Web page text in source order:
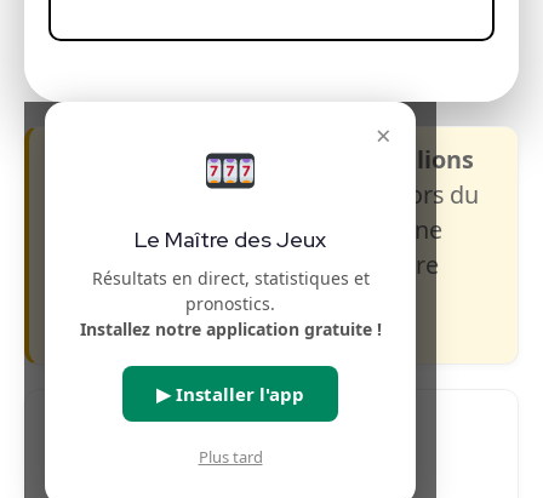
×
Le Maître des Jeux
Résultats en direct, statistiques et
pronostics.
Installez notre application gratuite !
▶ Installer l'app
Plus tard
La prochaine cagnotte Euromillions
s’élève à 50 millions €, à gagner lors du
tirage duMardi 24 mars 2026
. Une
belle opportunité pour tenter votre
Pronostics Euromillions (IA)